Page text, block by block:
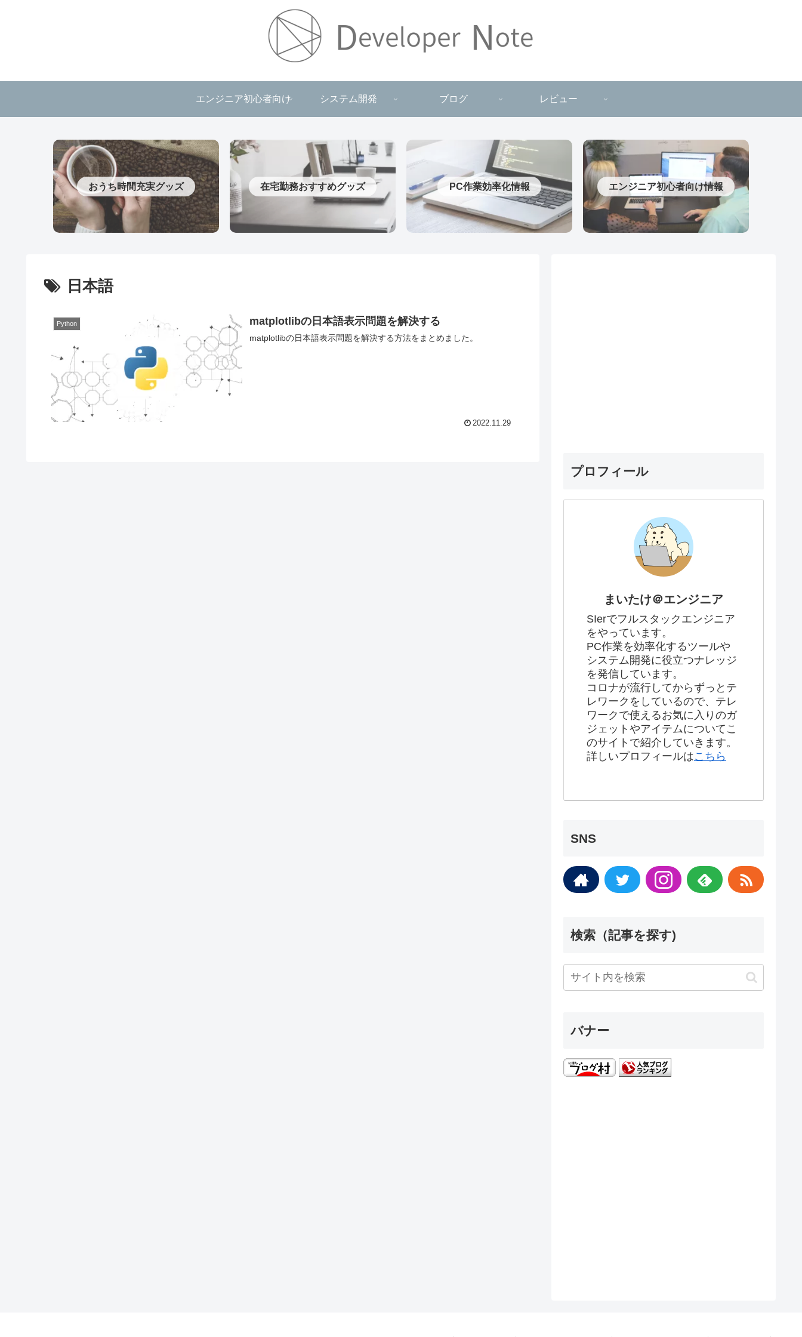
エンジニア初心者向け システム開発 ブログ レビュー
おうち時間充実グッズ 在宅勤務おすすめグッズ PC作業効率化情報 エンジニア初心者向け情報
日本語
Python matplotlibの日本語表示問題を解決する
matplotlibの日本語表示問題を解決する方法をまとめました。
2022.11.29
プロフィール
まいたけ＠エンジニア
SIerでフルスタックエンジニア
をやっています。
PC作業を効率化するツールや
システム開発に役立つナレッジ
を発信しています。
コロナが流行してからずっとテ
レワークをしているので、テレ
ワークで使えるお気に入りのガ
ジェットやアイテムについてこ
のサイトで紹介していきます。
詳しいプロフィールはこちら
SNS
検索（記事を探す)
バナー